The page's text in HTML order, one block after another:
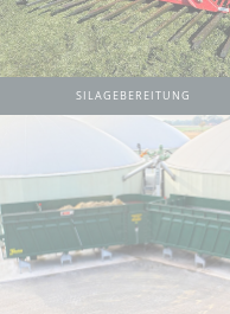
SILAGEBEREITUNG